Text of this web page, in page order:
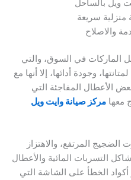
ويل بالساحل
سريعة
والاصلاح
الماركات في السوق، والتي
وجودة أدائها، إلا أنها مع
الأعطال المفاجئة التي
معها مركز صيانة وايت ويل
المرتفع، والاهتزاز
التسربات المائية والأعطال
الخطأ على الشاشة التي